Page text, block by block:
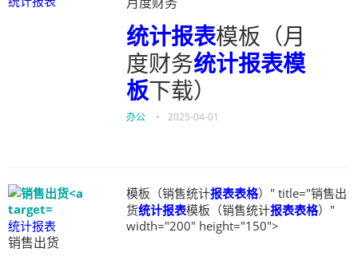
月度财务
统计报表模板（月
度财务统计报表模
板下载）
办公 • 2025-04-01
统计报表
模板（销售统计报表表格）" title="销售出
货统计报表模板（销售统计报表表格）"
width="200" height="150">
销售出货